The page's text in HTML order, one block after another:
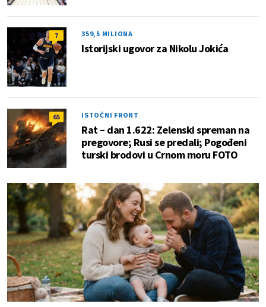
7 359,5 MILIONA
Istorijski ugovor za Nikolu Jokića
65 ISTOČNI FRONT
Rat – dan 1.622: Zelenski spreman na
pregovore; Rusi se predali; Pogođeni
turski brodovi u Crnom moru FOTO